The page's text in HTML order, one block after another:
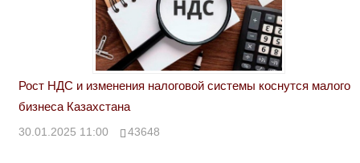
Рост НДС и изменения налоговой системы коснутся малого
бизнеса Казахстана
30.01.2025 11:00 43648